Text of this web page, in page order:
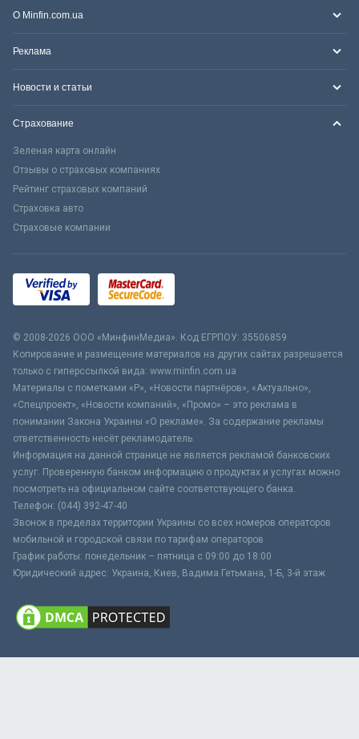
О Minfin.com.ua
Реклама
Новости и статьи
Страхование
Зеленая карта онлайн
Отзывы о страховых компаниях
Рейтинг страховых компаний
Страховка авто
Страховые компании
© 2008-2026 ООО «МинфинМедиа». Код ЕГРПОУ: 35506859
Копирование и размещение материалов на других сайтах разрешается
только с гиперссылкой вида: www.minfin.com.ua
Материалы с пометками «Р», «Новости партнёров», «Актуально»,
«Спецпроект», «Новости компаний», «Промо» – это реклама в
понимании Закона Украины «О рекламе». За содержание рекламы
ответственность несёт рекламодатель.
Информация на данной странице не является рекламой банковских
услуг. Проверенную банком информацию о продуктах и услугах можно
посмотреть на официальном сайте соответствующего банка.
Телефон: (044) 392-47-40
Звонок в пределах территории Украины со всех номеров операторов
мобильной и городской связи по тарифам операторов
График работы: понедельник – пятница с 09:00 до 18:00
Юридический адрес: Украина, Киев, Вадима Гетьмана, 1-Б, 3-й этаж